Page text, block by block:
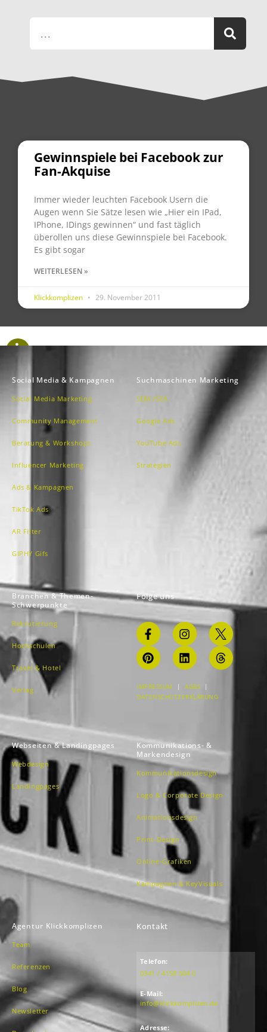
Gewinnspiele bei Facebook zur
Fan-Akquise
Immer wieder leuchten Facebook Usern die
Augen wenn Sie Sätze lesen wie „Hier ein IPad,
IPhone, IDings gewinnen“ und fast täglich
überollen uns diese Gewinnspiele bei Facebook.
Es gibt sogar
WEITERLESEN »
Klickkomplizen 29. November 2011
Social Media & Kampagnen
Social Media Marketing
Community Management
Beratung & Workshops
Influencer Marketing
Ads & Kampagnen
TikTok Ads
AR Filter
GIPHY Gifs
Suchmaschinen Marketing
SEM /SEA
Google Ads
YouTube Ads
Strategien
Branchen & Themen-
Schwerpunkte
Rekrutierung
Hochschulen
Travel & Hotel
Verlag
Folge uns
IMPRESSUM | AGBS |
DATENSCHUTZERKLÄRUNG
Webseiten & Landingpages
Webdesign
Landingpages
Kommunikations- &
Markendesign
Kommunikationsdesign
Logo & Corporate Design
Animationsdesign
Print-Design
Online-Grafiken
Kampagnen & KeyVisuals
Agentur Klickkomplizen
Team
Referenzen
Blog
Newsletter
Kontakt
Telefon:
0341 / 4158 504 0
E-Mail:
info@klickkomplizen.de
Adresse: